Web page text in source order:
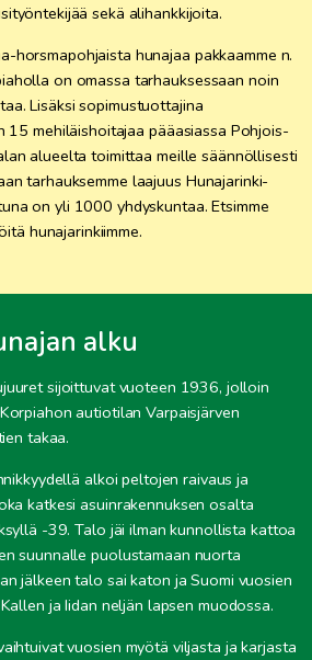
sekä alihankkijoita.
horsmapohjaista hunajaa pakkaamme n.
on omassa tarhauksessaan noin
Lisäksi sopimustuottajina
15 mehiläishoitajaa pääasiassa Pohjois-
alueelta toimittaa meille säännöllisesti
tarhauksemme laajuus Hunajarinki-
on yli 1000 yhdyskuntaa. Etsimme
hunajarinkiimme.
alku
sijoittuvat vuoteen 1936, jolloin
autiotilan Varpaisjärven
takaa.
alkoi peltojen raivaus ja
katkesi asuinrakennuksen osalta
-39. Talo jäi ilman kunnollista kattoa
suunnalle puolustamaan nuorta
jälkeen talo sai katon ja Suomi vuosien
ja Iidan neljän lapsen muodossa.
vuosien myötä viljasta ja karjasta